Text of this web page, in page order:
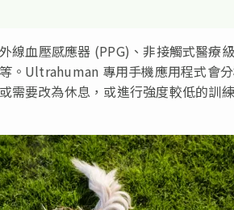
血壓感應器 (PPG)、非接觸式醫療
。Ultrahuman 專用手機應用程式會
需要改為休息，或進行強度較低的訓